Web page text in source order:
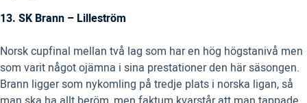
13. SK Brann – Lilleström
Norsk cupfinal mellan två lag som har en hög högstanivå men
som varit något ojämna i sina prestationer den här säsongen.
Brann ligger som nykomling på tredje plats i norska ligan, så